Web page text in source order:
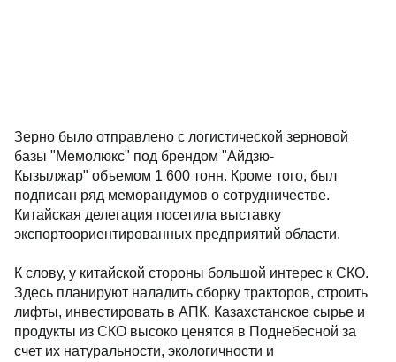
Зерно было отправлено с логистической зерновой
базы "Мемолюкс" под брендом "Айдзю-
Кызылжар" объемом 1 600 тонн. Кроме того, был
подписан ряд меморандумов о сотрудничестве.
Китайская делегация посетила выставку
экспортоориентированных предприятий области.
К слову, у китайской стороны большой интерес к СКО.
Здесь планируют наладить сборку тракторов, строить
лифты, инвестировать в АПК. Казахстанское сырье и
продукты из СКО высоко ценятся в Поднебесной за
счет их натуральности, экологичности и